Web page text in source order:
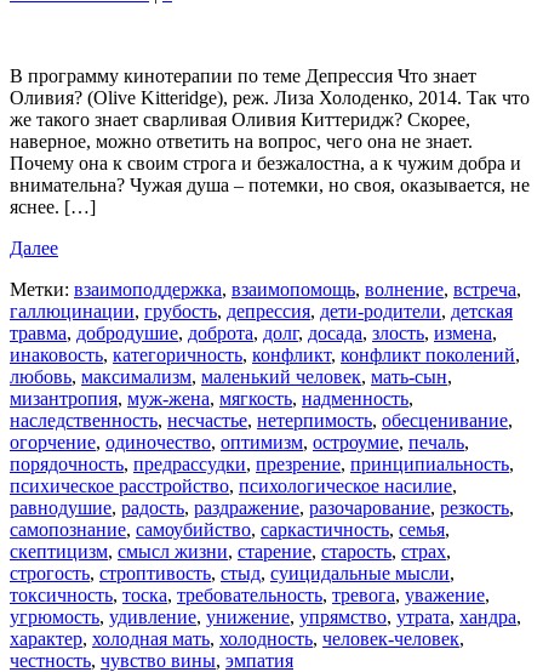
В программу кинотерапии по теме Депрессия Что знает
Оливия? (Olive Kitteridge), реж. Лиза Холоденко, 2014. Так что
же такого знает сварливая Оливия Киттеридж? Скорее,
наверное, можно ответить на вопрос, чего она не знает.
Почему она к своим строга и безжалостна, а к чужим добра и
внимательна? Чужая душа – потемки, но своя, оказывается, не
яснее. […]
Далее
Метки: взаимоподдержка, взаимопомощь, волнение, встреча,
галлюцинации, грубость, депрессия, дети-родители, детская
травма, добродушие, доброта, долг, досада, злость, измена,
инаковость, категоричность, конфликт, конфликт поколений,
любовь, максимализм, маленький человек, мать-сын,
мизантропия, муж-жена, мягкость, надменность,
наследственность, несчастье, нетерпимость, обесценивание,
огорчение, одиночество, оптимизм, остроумие, печаль,
порядочность, предрассудки, презрение, принципиальность,
психическое расстройство, психологическое насилие,
равнодушие, радость, раздражение, разочарование, резкость,
самопознание, самоубийство, саркастичность, семья,
скептицизм, смысл жизни, старение, старость, страх,
строгость, строптивость, стыд, суицидальные мысли,
токсичность, тоска, требовательность, тревога, уважение,
угрюмость, удивление, унижение, упрямство, утрата, хандра,
характер, холодная мать, холодность, человек-человек,
честность, чувство вины, эмпатия